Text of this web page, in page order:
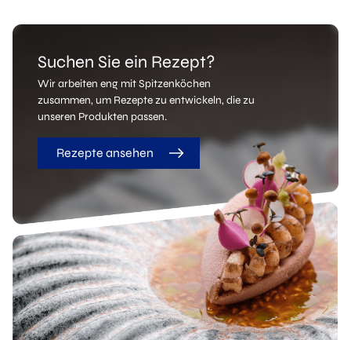
Suchen Sie ein Rezept?
Wir arbeiten eng mit Spitzenköchen
zusammen, um Rezepte zu entwickeln, die zu
unseren Produkten passen.
Rezepte ansehen